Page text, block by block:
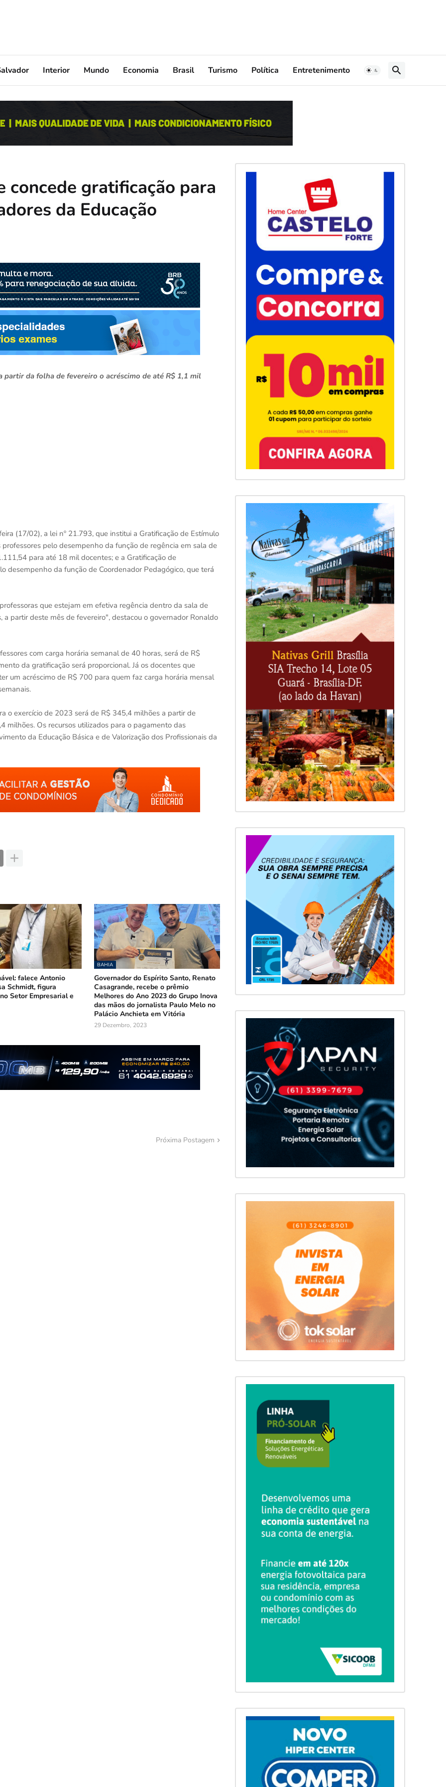
Interior Mundo Economia Brasil Turismo Política Entretenimento
concede gratificação para
da Educação
da folha de fevereiro o acréscimo de até R$ 1,1 mil
(17/02), a lei nº 21.793, que institui a Gratificação de Estímulo
pelo desempenho da função de regência em sala de
para até 18 mil docentes; e a Gratificação de
desempenho da função de Coordenador Pedagógico, que terá
que estejam em efetiva regência dentro da sala de
partir deste mês de fevereiro", destacou o governador Ronaldo
com carga horária semanal de 40 horas, será de R$
da gratificação será proporcional. Já os docentes que
um acréscimo de R$ 700 para quem faz carga horária mensal
o exercício de 2023 será de R$ 345,4 milhões a partir de
milhões. Os recursos utilizados para o pagamento das
da Educação Básica e de Valorização dos Profissionais da
falece Antonio
Schmidt, figura
Setor Empresarial e
BAHIA
Governador do Espírito Santo, Renato
Casagrande, recebe o prêmio
Melhores do Ano 2023 do Grupo Inova
das mãos do jornalista Paulo Melo no
Palácio Anchieta em Vitória
29 Dezembro, 2023
Próxima Postagem